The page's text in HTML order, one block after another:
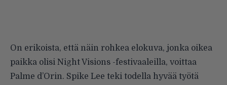
On erikoista, että näin rohkea elokuva, jonka oikea
paikka olisi Night Visions -festivaaleilla, voittaa
Palme d’Orin. Spike Lee teki todella hyvää työtä